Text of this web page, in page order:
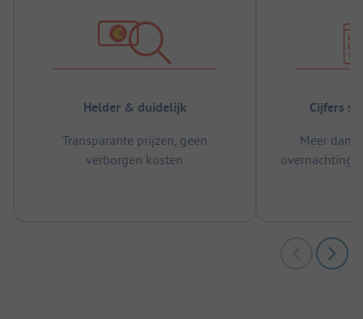
Helder & duidelijk
Transparante prijzen, geen
verborgen kosten
Cijfers
Meer dan